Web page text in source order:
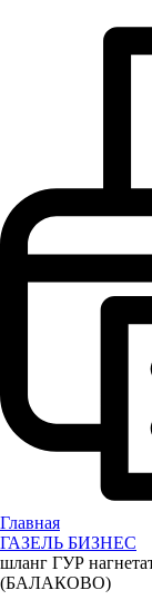
Главная
ГАЗЕЛЬ БИЗНЕС
шланг ГУР
(БАЛАКОВО)